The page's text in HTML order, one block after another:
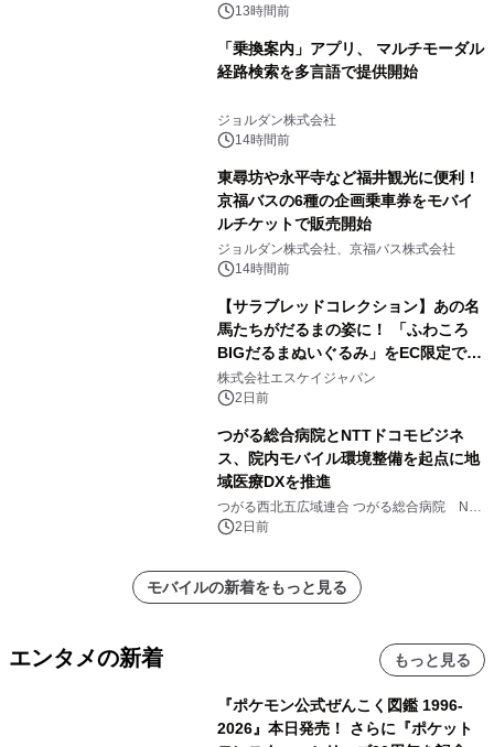
～13時間前
「乗換案内」アプリ、 マルチモーダル
経路検索を多言語で提供開始
ジョルダン株式会社
14時間前
東尋坊や永平寺など福井観光に便利！
京福バスの6種の企画乗車券をモバイ
ルチケットで販売開始
ジョルダン株式会社、京福バス株式会社
14時間前
【サラブレッドコレクション】あの名
馬たちがだるまの姿に！ 「ふわころ
BIGだるまぬいぐるみ」をEC限定で受
注販売開始
株式会社エスケイジャパン
2日前
つがる総合病院とNTTドコモビジネ
ス、院内モバイル環境整備を起点に地
域医療DXを推進
つがる西北五広域連合 つがる総合病院 NTT
ドコモビジネス株式会社
2日前
モバイルの新着をもっと見る
エンタメの新着 もっと見る
『ポケモン公式ぜんこく図鑑 1996-
2026』本日発売！ さらに『ポケット